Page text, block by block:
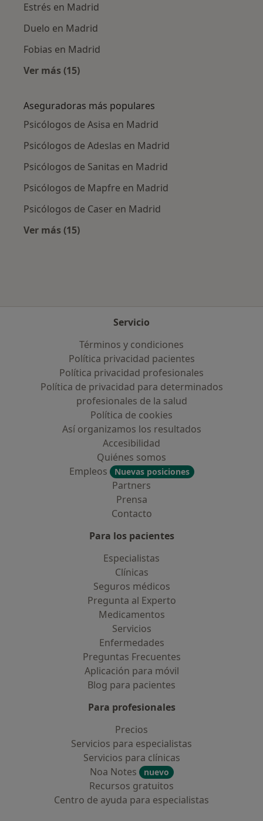
Estrés en Madrid
Duelo en Madrid
Fobias en Madrid
Ver más (15)
Aseguradoras más populares
Psicólogos de Asisa en Madrid
Psicólogos de Adeslas en Madrid
Psicólogos de Sanitas en Madrid
Psicólogos de Mapfre en Madrid
Psicólogos de Caser en Madrid
Ver más (15)
Servicio
Términos y condiciones
Política privacidad pacientes
Política privacidad profesionales
Política de privacidad para determinados
profesionales de la salud
Política de cookies
Así organizamos los resultados
Accesibilidad
Quiénes somos
Empleos
Nuevas posiciones
Partners
Prensa
Contacto
Para los pacientes
Especialistas
Clínicas
Seguros médicos
Pregunta al Experto
Medicamentos
Servicios
Enfermedades
Preguntas Frecuentes
Aplicación para móvil
Blog para pacientes
Para profesionales
Precios
Servicios para especialistas
Servicios para clínicas
Noa Notes
nuevo
Recursos gratuitos
Centro de ayuda para especialistas